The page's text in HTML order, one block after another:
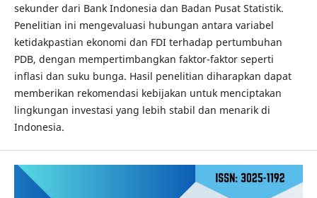
sekunder dari Bank Indonesia dan Badan Pusat Statistik.
Penelitian ini mengevaluasi hubungan antara variabel
ketidakpastian ekonomi dan FDI terhadap pertumbuhan
PDB, dengan mempertimbangkan faktor-faktor seperti
inflasi dan suku bunga. Hasil penelitian diharapkan dapat
memberikan rekomendasi kebijakan untuk menciptakan
lingkungan investasi yang lebih stabil dan menarik di
Indonesia.